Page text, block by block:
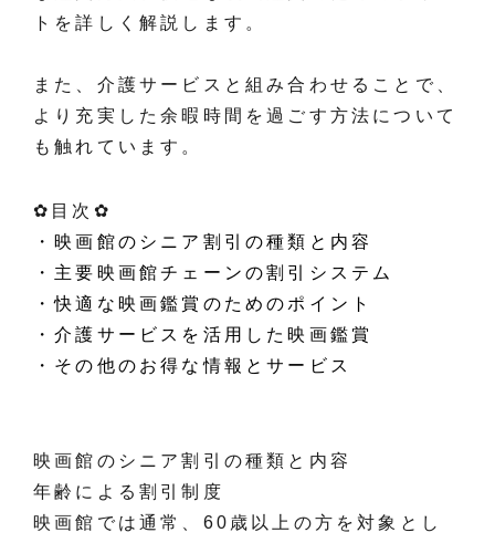
トを詳しく解説します。
また、介護サービスと組み合わせることで、
より充実した余暇時間を過ごす方法について
も触れています。
✿目次✿
・映画館のシニア割引の種類と内容
・主要映画館チェーンの割引システム
・快適な映画鑑賞のためのポイント
・介護サービスを活用した映画鑑賞
・その他のお得な情報とサービス
映画館のシニア割引の種類と内容
年齢による割引制度
映画館では通常、60歳以上の方を対象とし